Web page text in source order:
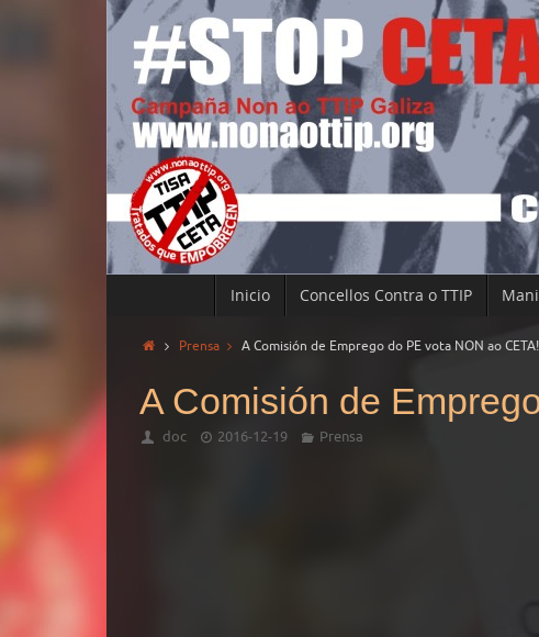
Inicio Concellos Contra o TTIP
Prensa A Comisión de Emprego do PE vota NON ao CETA!
A Comisión de
doc 2016-12-19 Prensa